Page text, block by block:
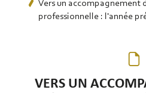
Vers un
professionnelle : l'année
VERS UN